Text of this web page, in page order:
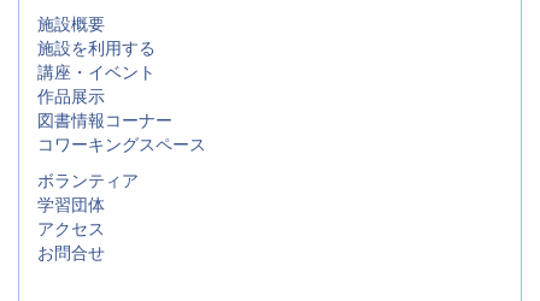
施設概要
施設を利用する
講座・イベント
作品展示
図書情報コーナー
コワーキングスペース
ボランティア
学習団体
アクセス
お問合せ